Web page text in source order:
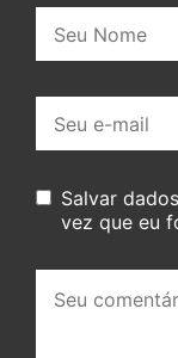
mail:
Salvar
vez que eu
comentário: